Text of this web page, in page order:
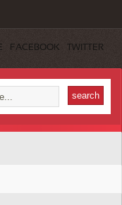
FACEBOOK TWITTER